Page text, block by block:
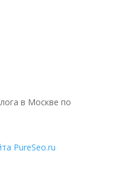
в Москве по
PureSeo.ru